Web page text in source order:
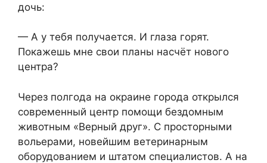
дочь:
— А у тебя получается. И глаза горят.
Покажешь мне свои планы насчёт нового
центра?
Через полгода на окраине города открылся
современный центр помощи бездомным
животным «Верный друг». С просторными
вольерами, новейшим ветеринарным
оборудованием и штатом специалистов. А на